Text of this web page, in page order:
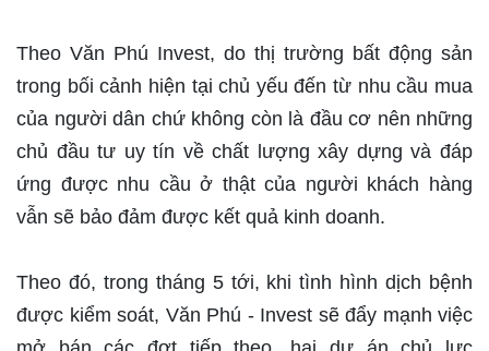
Theo Văn Phú Invest, do thị trường bất động sản
trong bối cảnh hiện tại chủ yếu đến từ nhu cầu mua
của người dân chứ không còn là đầu cơ nên những
chủ đầu tư uy tín về chất lượng xây dựng và đáp
ứng được nhu cầu ở thật của người khách hàng
vẫn sẽ bảo đảm được kết quả kinh doanh.
Theo đó, trong tháng 5 tới, khi tình hình dịch bệnh
được kiểm soát, Văn Phú - Invest sẽ đẩy mạnh việc